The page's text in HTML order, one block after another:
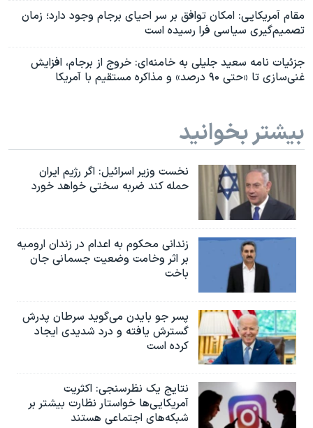
مقام آمریکایی: امکان توافق بر سر احیای برجام وجود دارد؛ زمان
تصمیم‌گیری سیاسی فرا رسیده است
جزئیات نامه سعید جلیلی به خامنه‌ای: خروج از برجام، افزایش
غنی‌سازی تا «حتی ۹۰ درصد» و مذاکره مستقیم با آمریکا
بیشتر بخوانید
نخست وزیر اسرائيل: اگر رژیم ایران
حمله کند ضربه سختی خواهد خورد
زندانی محکوم به اعدام در زندان ارومیه
بر اثر وخامت وضعیت جسمانی جان
باخت
پسر جو بایدن می‌گوید سرطان پدرش
گسترش یافته و درد شدیدی ایجاد
کرده است
نتایج یک نظرسنجی: اکثریت
آمریکایی‌ها خواستار نظارت بیشتر بر
شبکه‌های اجتماعی هستند